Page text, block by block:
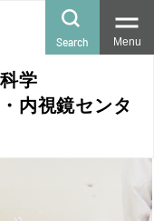
学
内視鏡センタ
Search Menu